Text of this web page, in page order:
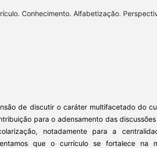
Conhecimento. Alfabetização.
de discutir o caráter multifacetado do
para o adensamento das
notadamente para a
que o currículo se fortalece na